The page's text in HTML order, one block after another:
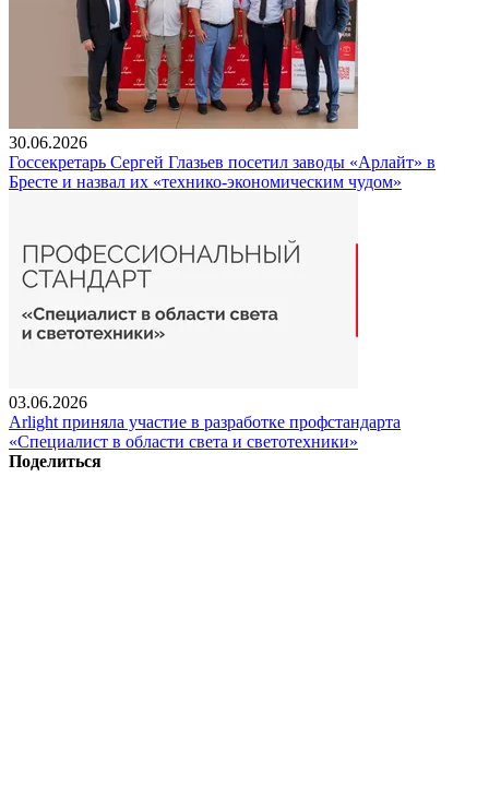
30.06.2026
Госсекретарь Сергей Глазьев посетил заводы «Арлайт» в
Бресте и назвал их «технико-экономическим чудом»
03.06.2026
Arlight приняла участие в разработке профстандарта
«Специалист в области света и светотехники»
Поделиться